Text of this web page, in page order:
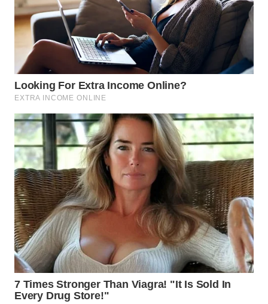
BEKASI
WN
BOGOR
WN
DEPOK
WN
TAPANULI
UTARA
WN
SAMOSIR
WN
PADANG
LAWAS
WN
SUMEDANG